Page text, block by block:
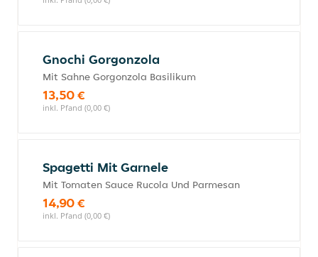
Gnochi Gorgonzola
Mit Sahne Gorgonzola Basilikum
13,50 €
inkl. Pfand (0,00 €)
Spagetti Mit Garnele
Mit Tomaten Sauce Rucola Und Parmesan
14,90 €
inkl. Pfand (0,00 €)